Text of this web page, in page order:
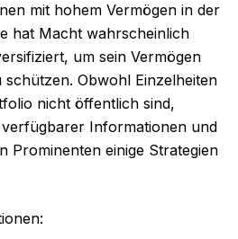
mit hohem Vermögen in der
hat Macht wahrscheinlich
um sein Vermögen
Obwohl Einzelheiten
nicht öffentlich sind,
Informationen und
Prominenten einige Strategien